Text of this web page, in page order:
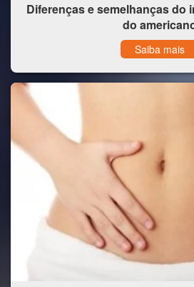
Diferenças e semelhanças do
do
Saiba mais